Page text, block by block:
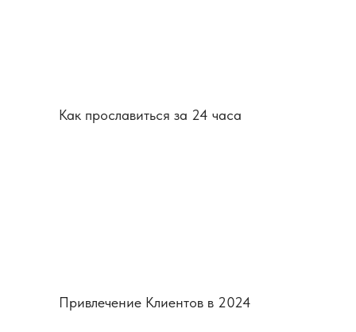
Как прославиться за 24 часа
Привлечение Клиентов в 2024